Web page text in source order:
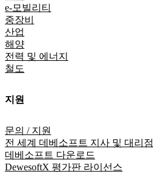
e-모빌리티
중장비
산업
해양
전력 및 에너지
철도
지원
문의 / 지원
전 세계 데베소프트 지사 및 대리점
데베소프트 다운로드
DewesoftX 평가판 라이선스